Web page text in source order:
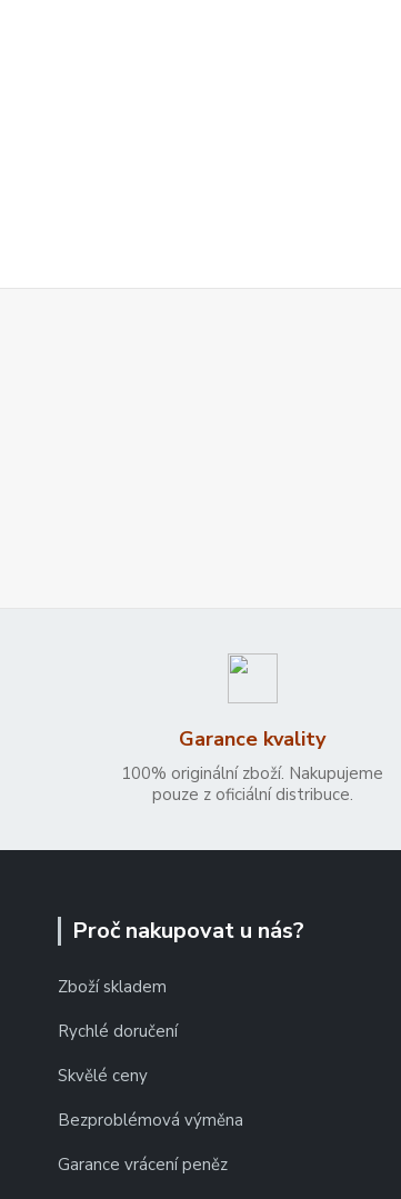
Garance kvality
100% originální zboží. Nakupujeme
pouze z oficiální distribuce.
Proč nakupovat u nás?
Zboží skladem
Rychlé doručení
Skvělé ceny
Bezproblémová výměna
Garance vrácení peněz